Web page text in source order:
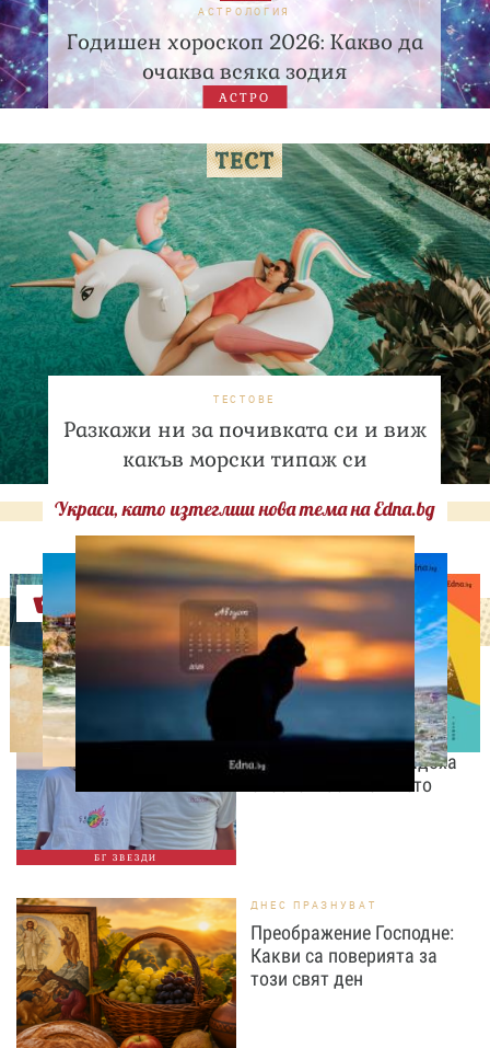
АСТРОЛОГИЯ
Годишен хороскоп 2026: Какво да
очаква всяка зодия
АСТРО
ТЕСТОВЕ
Разкажи ни за почивката си и виж
какъв морски типаж си
Украси, като изтеглиш нова тема на Edna.bg
Оферти
БГ ЗВЕЗДИ
СВОБОДНО ВРЕМЕ
„Тук сме най-щастливи“:
Радина Кърджилова и
Пламен Димов издадоха
своето любимо място
ДНЕС ПРАЗНУВАТ
Преображение Господне:
Какви са поверията за
този свят ден